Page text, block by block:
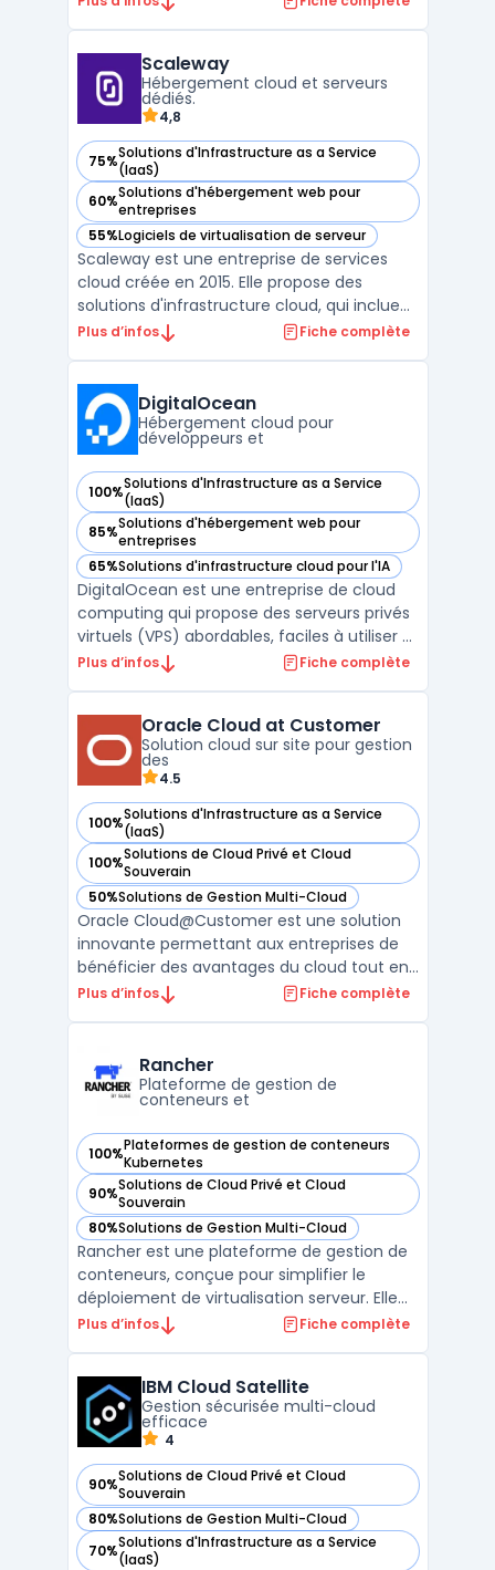
unifié, cette infrastructure permet de
réduire consi ...
Scaleway
Hébergement cloud et serveurs
dédiés.
4,8
75%Solutions d'Infrastructure as a Service
(IaaS)
— voir Scaleway dans cette catégorie
60%Solutions d'hébergement web pour
entreprises
— voir Scaleway dans cette catégorie
55%Logiciels de virtualisation de serveur
— voir Scaleway dans cette catégorie
Scaleway est une entreprise de services
cloud créée en 2015. Elle propose des
solutions d'infrastructure cloud, qui incluent
notamment des offres d'hébergement
offre d'instances Bare Metal, qui combine
les avantages de ...
Plus d’infos Fiche complète
DigitalOcean
Hébergement cloud pour
développeurs et
100%Solutions d'Infrastructure as a Service
(IaaS)
— voir DigitalOcean dans cette catégorie
85%Solutions d'hébergement web pour
entreprises
— voir DigitalOcean dans cette catégorie
65%Solutions d'infrastructure cloud pour l'IA
— voir DigitalOcean dans cette catégorie
DigitalOcean est une entreprise de cloud
computing qui propose des serveurs privés
virtuels (VPS) abordables, faciles à utiliser et
rapides. Avec plus de 12 ans d'expérience,
de données et des espaces de stockage. L
...
Plus d’infos Fiche complète
Oracle Cloud at Customer
Solution cloud sur site pour gestion
des
4.5
100%Solutions d'Infrastructure as a Service
(IaaS)
— voir Oracle Cloud at Customer dans cette catégorie
100%Solutions de Cloud Privé et Cloud
Souverain
— voir Oracle Cloud at Customer dans cette catégorie
50%Solutions de Gestion Multi-Cloud
— voir Oracle Cloud at Customer dans cette catégorie
Oracle Cloud@Customer est une solution
innovante permettant aux entreprises de
bénéficier des avantages du cloud tout en
gardant leurs données sur site. Cette offre
géré, déployé directement dans les centres
de donn ...
Plus d’infos Fiche complète
Rancher
Plateforme de gestion de
conteneurs et
100%Plateformes de gestion de conteneurs
Kubernetes
— voir Rancher dans cette catégorie
90%Solutions de Cloud Privé et Cloud
Souverain
— voir Rancher dans cette catégorie
80%Solutions de Gestion Multi-Cloud
— voir Rancher dans cette catégorie
Rancher est une plateforme de gestion de
conteneurs, conçue pour simplifier le
déploiement de virtualisation serveur. Elle
offre des capacités de gestion multi-cloud,
de Docker et de Kubernetes. Rancher est
égal ...
Plus d’infos Fiche complète
IBM Cloud Satellite
Gestion sécurisée multi-cloud
efficace
4
90%Solutions de Cloud Privé et Cloud
Souverain
— voir IBM Cloud Satellite dans cette catégorie
80%Solutions de Gestion Multi-Cloud
— voir IBM Cloud Satellite dans cette catégorie
70%Solutions d'Infrastructure as a Service
(IaaS)
— voir IBM Cloud Satellite dans cette catégorie